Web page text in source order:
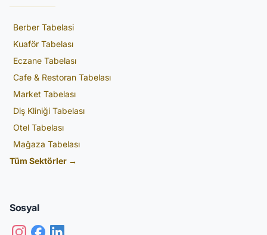
Berber Tabelasi
Kuaför Tabelası
Eczane Tabelası
Cafe & Restoran Tabelası
Market Tabelası
Diş Kliniği Tabelası
Otel Tabelası
Mağaza Tabelası
Tüm Sektörler →
Sosyal